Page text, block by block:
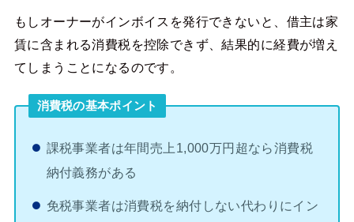
もしオーナーがインボイスを発行できないと、借主は家
賃に含まれる消費税を控除できず、結果的に経費が増え
てしまうことになるのです。
消費税の基本ポイント
課税事業者は年間売上1,000万円超なら消費税
納付義務がある
免税事業者は消費税を納付しない代わりにイン